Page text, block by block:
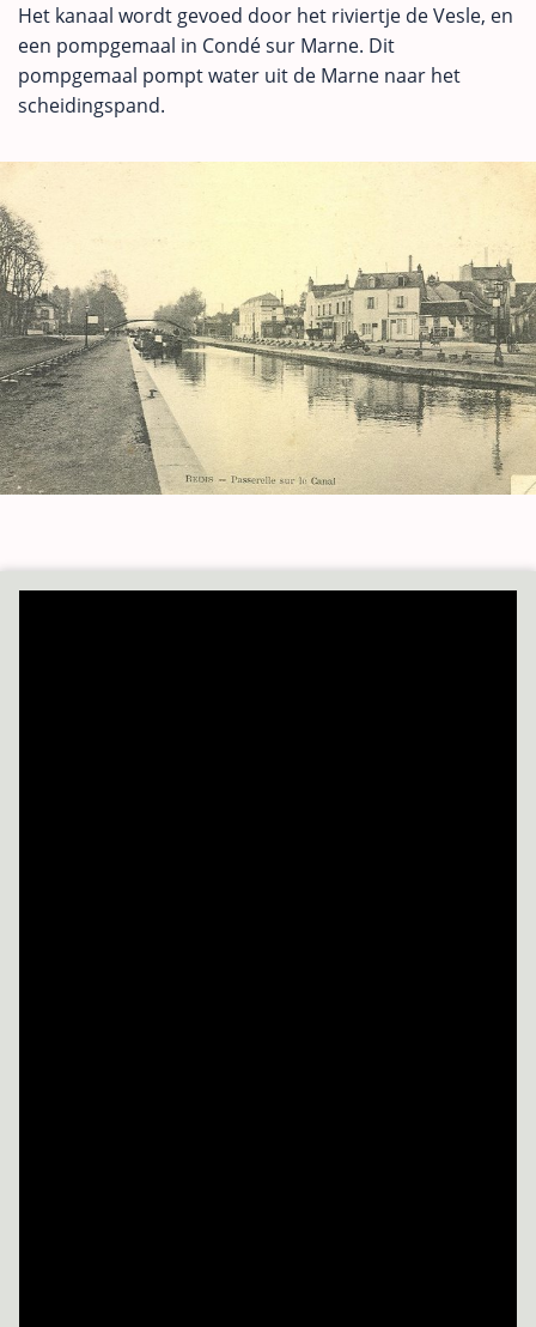
Het kanaal wordt gevoed door het riviertje de Vesle, en
een pompgemaal in Condé sur Marne. Dit
pompgemaal pompt water uit de Marne naar het
scheidingspand.